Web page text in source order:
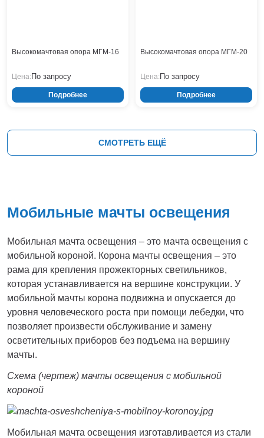
Высокомачтовая опора МГМ-16
Цена:По запросу
Подробнее
Высокомачтовая опора МГМ-20
Цена:По запросу
Подробнее
СМОТРЕТЬ ЕЩЁ
Мобильные мачты освещения
Мобильная мачта освещения – это мачта освещения с
мобильной короной. Корона мачты освещения – это
рама для крепления прожекторных светильников,
которая устанавливается на вершине конструкции. У
мобильной мачты корона подвижна и опускается до
уровня человеческого роста при помощи лебедки, что
позволяет произвести обслуживание и замену
осветительных приборов без подъема на вершину
мачты.
Схема (чертеж) мачты освещения с мобильной
короной
Мобильная мачта освещения изготавливается из стали